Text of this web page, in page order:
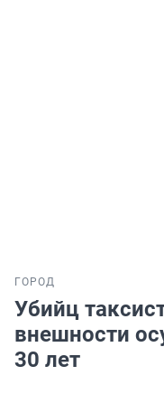
ГОРОД
Убийц
внешности
30 лет